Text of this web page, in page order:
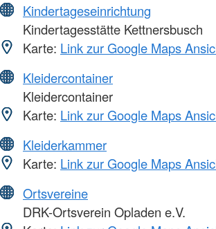
Kindertageseinrichtung
Kindertagesstätte Kettnersbusch
Karte: Link zur Google Maps
Kleidercontainer
Kleidercontainer
Karte: Link zur Google Maps
Kleiderkammer
Karte: Link zur Google Maps
Ortsvereine
DRK-Ortsverein Opladen e.V.